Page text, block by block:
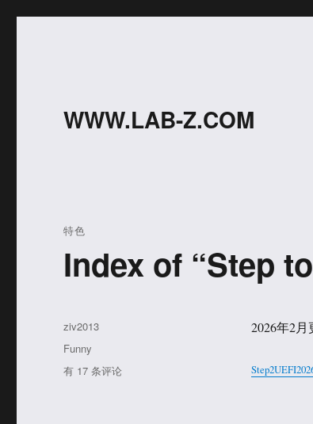
WWW.LAB-Z.COM
特色
Index of “Step
2026年2月
作
者
ziv2013
分
类
Funny
Index
有 17 条评论